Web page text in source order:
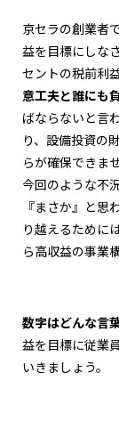
京セラの創業者
益を目標にしな
セントの税前利
意工夫と誰にも
ばならないと言
り、設備投資の
らが確保できま
今回のような不
『まさか』と思
り越えるために
ら高収益の事業
数字はどんな言
益を目標に従業
いきましょう。